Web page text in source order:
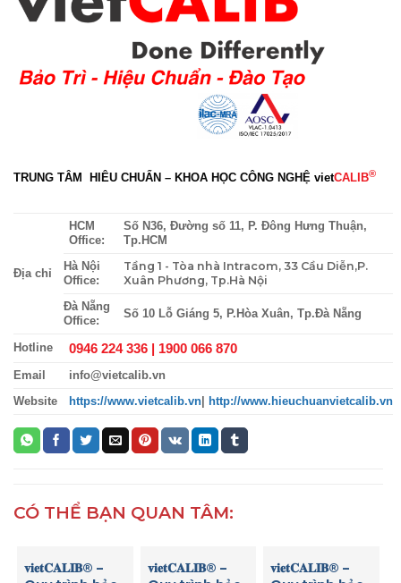
TRUNG TÂM HIÊU CHUẨN – KHOA HỌC CÔNG NGHỆ vietCALIB®
Địa chỉ
HCM
Office:
Số N36, Đường số 11, P. Đông Hưng Thuận,
Tp.HCM
Hà Nội
Office:
Tầng 1 - Tòa nhà Intracom, 33 Cầu Diễn,P.
Xuân Phương, Tp.Hà Nội
Đà Nẵng
Office:
Số 10 Lỗ Giáng 5, P.Hòa Xuân, Tp.Đà Nẵng
Hotline 0946 224 336 | 1900 066 870
Email info@vietcalib.vn
Website https://www.vietcalib.vn http://www.hieuchuanvietcalib.vn
CÓ THỂ BẠN QUAN TÂM:
𝐯𝐢𝐞𝐭𝐂𝐀𝐋𝐈𝐁® –
𝐯𝐢𝐞𝐭𝐂𝐀𝐋𝐈𝐁® –
𝐯𝐢𝐞𝐭𝐂𝐀𝐋𝐈𝐁® –